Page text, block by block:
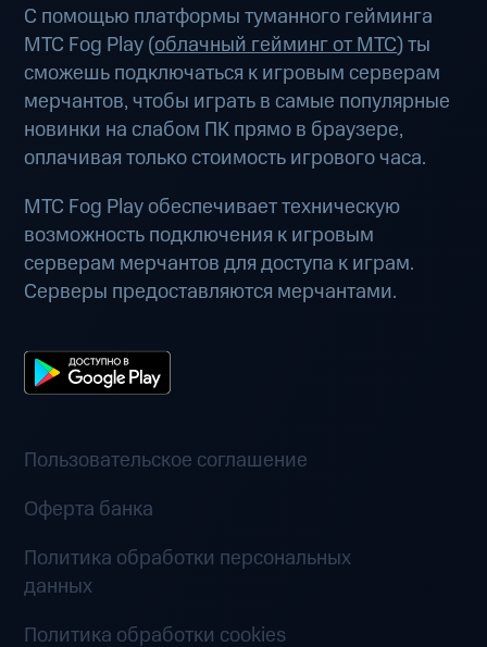
С помощью платформы туманного гейминга
МТС Fog Play (облачный гейминг от МТС) ты
сможешь подключаться к игровым серверам
мерчантов, чтобы играть в самые популярные
новинки на слабом ПК прямо в браузере,
оплачивая только стоимость игрового часа.
МТС Fog Play обеспечивает техническую
возможность подключения к игровым
серверам мерчантов для доступа к играм.
Серверы предоставляются мерчантами.
Пользовательское соглашение
Оферта банка
Политика обработки персональных
данных
Политика обработки cookies